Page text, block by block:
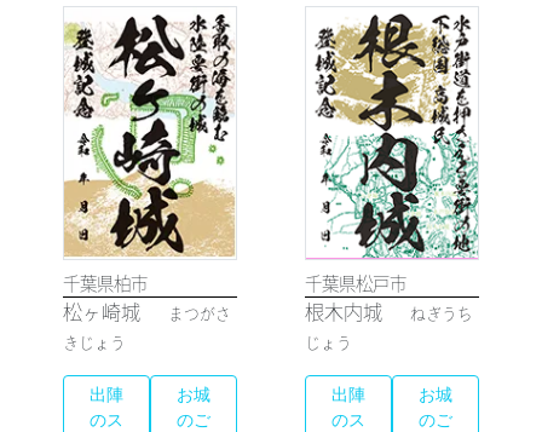
千葉県柏市
松ヶ崎城
まつがさ
きじょう
出陣
のス
お城
のご
千葉県松戸市
根木内城
ねぎうち
じょう
出陣
のス
お城
のご